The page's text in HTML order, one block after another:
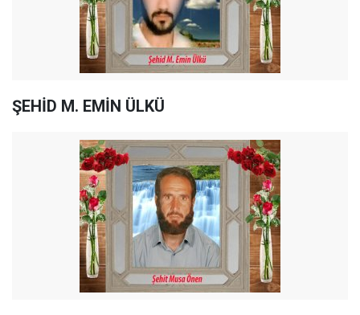
ŞEHİD M. EMİN ÜLKÜ